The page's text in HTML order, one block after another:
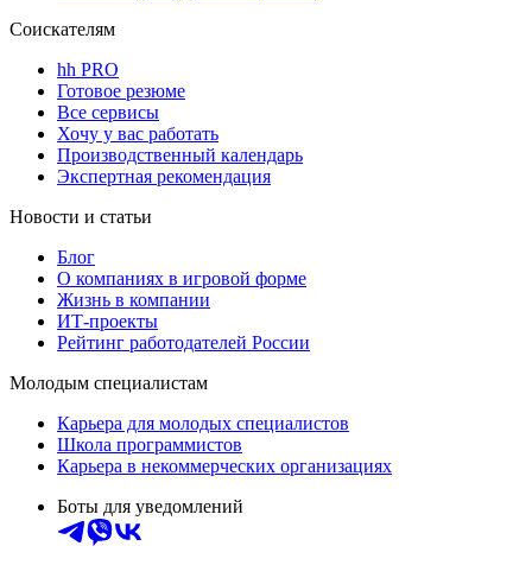
Соискателям
hh PRO
Готовое резюме
Все сервисы
Хочу у вас работать
Производственный календарь
Экспертная рекомендация
Новости и статьи
Блог
О компаниях в игровой форме
Жизнь в компании
ИТ-проекты
Рейтинг работодателей России
Молодым специалистам
Карьера для молодых специалистов
Школа программистов
Карьера в некоммерческих организациях
Боты для уведомлений